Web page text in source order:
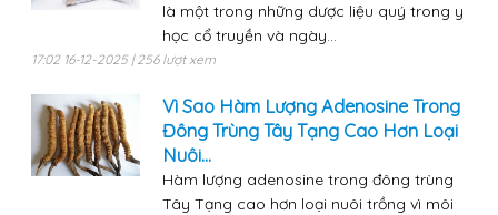
là một trong những dược liệu quý trong y
học cổ truyền và ngày...
17:02 16-12-2025 | 256 lượt xem
Vì Sao Hàm Lượng Adenosine Trong
Đông Trùng Tây Tạng Cao Hơn Loại
Nuôi...
Hàm lượng adenosine trong đông trùng
Tây Tạng cao hơn loại nuôi trồng vì môi